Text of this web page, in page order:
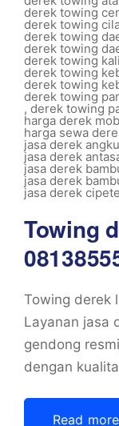
derek towing
derek towing
derek towing
derek towing
derek towing
derek towing
derek towing
derek towing
, derek towing
harga derek
harga sewa
jasa derek
jasa derek
jasa derek
jasa derek
jasa derek
Towing
Towing derek
Layanan jasa
gendong
dengan
Read more